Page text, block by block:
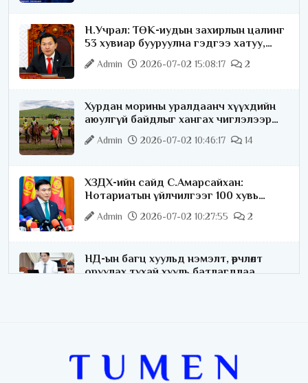
Н.Учрал: ТӨК-иудын захирлын цалинг
53 хувиар бууруулна гэдгээ хатуу,
хариуцлагатайгаар хэлье
Admin 2026-07-02 15:08:17 2
Хурдан морины уралдаанч хүүхдийн
аюулгүй байдлыг хангах чиглэлээр
ажиллаж байна
Admin 2026-07-02 10:46:17 14
ХЗДХ-ийн сайд С.Амарсайхан:
Нотариатын үйлчилгээг 100 хувь
цахимжуулна
Admin 2026-07-02 10:27:55 2
НД-ын багц хуульд нэмэлт, өөрчлөлт
оруулах тухай хууль батлагдлаа
хяналт тавина
Admin 2026-07-02 09:10:46